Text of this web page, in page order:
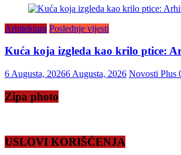
Arhitektura Poslednje vijesti
Kuća koja izgleda kao krilo ptice:
6 Augusta, 20266 Augusta, 2026 Novosti Plus
Zipa photo
USLOVI KORIŠĆENJA